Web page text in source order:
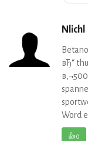
Nlichl
вЂ“
Word
👍0